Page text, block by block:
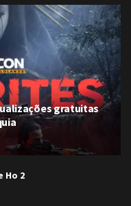
gratuitas
Ho 2